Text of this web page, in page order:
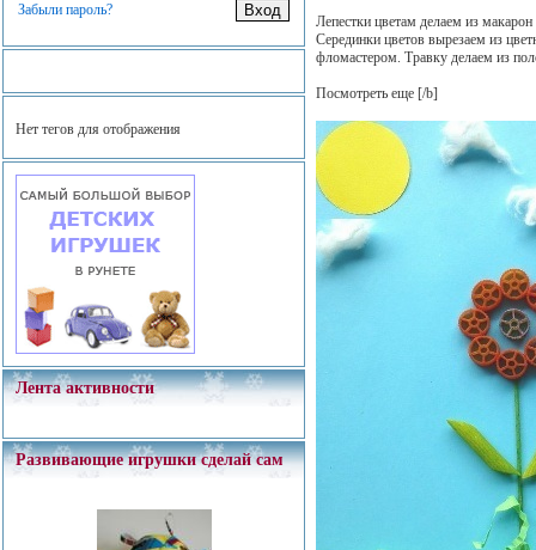
Забыли пароль?
Нет тегов для отображения
Лента активности
Развивающие игрушки сделай сам
Лепестки цветам делаем из
Серединки цветов вырезаем из
фломастером. Травку делаем из
Посмотреть еще [/b]